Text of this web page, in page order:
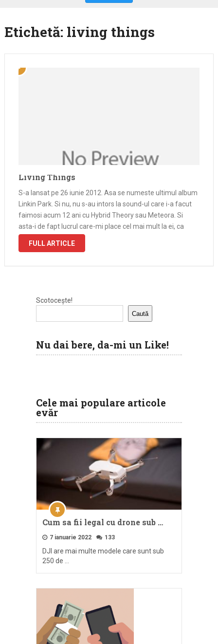
Etichetă: living things
Living Things
S-a lansat pe 26 iunie 2012. Asa se numeste ultimul album
Linkin Park. Si nu, nu s-au intors la sound-ul care i-a facut
faimosi acum 12 ani cu Hybrid Theory sau Meteora. Si
asta-i de fapt lucrul care-mi place cel mai mult la ei, ca
tot …
FULL ARTICLE
Scotocește!
Caută
Nu dai bere, da-mi un Like!
Cele mai populare articole
evăr
Cum sa fii legal cu drone sub …
7 ianuarie 2022 133
DJI are mai multe modele care sunt sub
250 de …